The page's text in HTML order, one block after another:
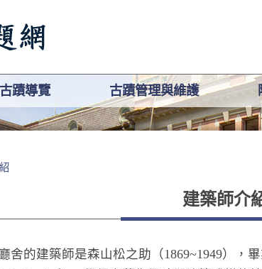
蹟導覽 古蹟管理與維護
建築師介
舍的建築師是森山松之助（1869~1949），